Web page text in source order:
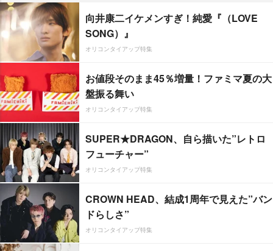
向井康二イケメンすぎ！純愛『（LOVE
SONG）』
オリコンタイアップ特集
お値段そのまま45％増量！ファミマ夏の大
盤振る舞い
オリコンタイアップ特集
SUPER★DRAGON、自ら描いた”レトロ
フューチャー”
オリコンタイアップ特集
CROWN HEAD、結成1周年で見えた”バン
ドらしさ”
オリコンタイアップ特集